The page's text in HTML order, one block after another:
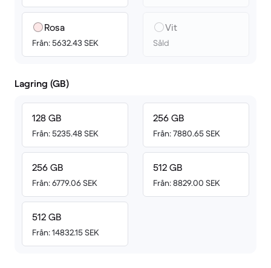
Rosa
Från: 5632.43 SEK
Vit
Såld
Lagring (GB)
128 GB
Från: 5235.48 SEK
256 GB
Från: 6779.06 SEK
512 GB
Från: 14832.15 SEK
256 GB
Från: 7880.65 SEK
512 GB
Från: 8829.00 SEK